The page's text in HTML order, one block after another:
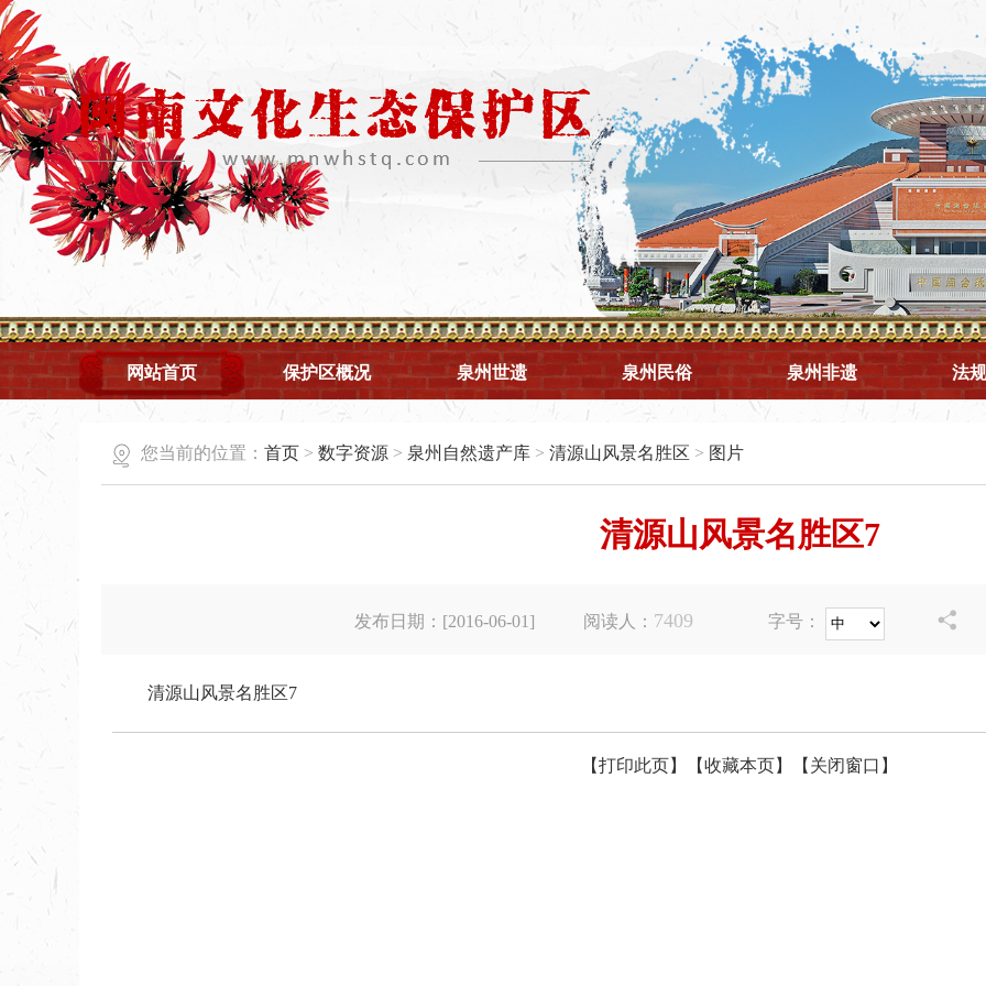
网站首页 保护区概况 泉州世遗 泉州民俗 泉州非遗 法
您当前的位置： 首页 > 数字资源 > 泉州自然遗产库 > 清源山风景名胜区 > 图片
清源山风景名胜区7
发布日期：[2016-06-01] 阅读人： 7409 字号： 
清源山风景名胜区7
【打印此页】 【收藏本页】 【关闭窗口】